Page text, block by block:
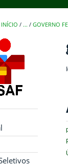
INÍCIO / ... / GOVERNO